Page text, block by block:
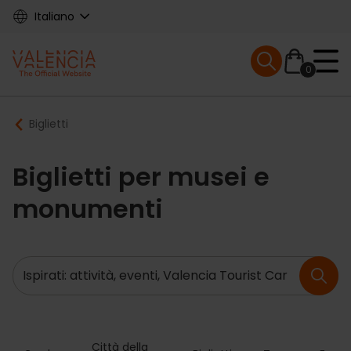
Skip
content
Italiano
Main
navigation
0
Mobile menu
Breadcrumb
Biglietti
Biglietti per musei e
monumenti
Ricerca
Città della